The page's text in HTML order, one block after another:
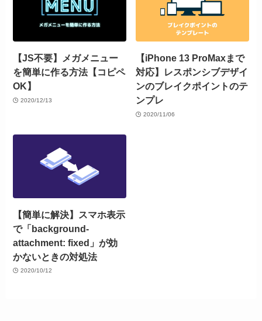
【JS不要】メガメニュー
を簡単に作る方法【コピペ
OK】
2020/12/13
【iPhone 13 ProMaxまで
対応】レスポンシブデザイ
ンのブレイクポイントのテ
ンプレ
2020/11/06
【簡単に解決】スマホ表示
で「background-
attachment: fixed」が効
かないときの対処法
2020/10/12